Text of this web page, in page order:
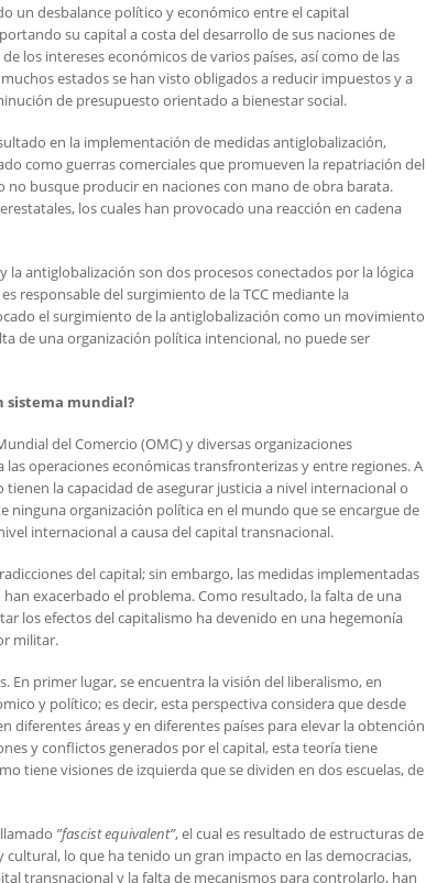
un desbalance político y económico entre el capital
su capital a costa del desarrollo de sus naciones de
los intereses económicos de varios países, así como de las
estados se han visto obligados a reducir impuestos y a
de presupuesto orientado a bienestar social.
en la implementación de medidas antiglobalización,
como guerras comerciales que promueven la repatriación del
no busque producir en naciones con mano de obra barata.
los cuales han provocado una reacción en cadena
la antiglobalización son dos procesos conectados por la lógica
responsable del surgimiento de la TCC mediante la
el surgimiento de la antiglobalización como un movimiento
de una organización política intencional, no puede ser
sistema mundial?
del Comercio (OMC) y diversas organizaciones
operaciones económicas transfronterizas y entre regiones. A
la capacidad de asegurar justicia a nivel internacional o
ninguna organización política en el mundo que se encargue de
internacional a causa del capital transnacional.
del capital; sin embargo, las medidas implementadas
exacerbado el problema. Como resultado, la falta de una
los efectos del capitalismo ha devenido en una hegemonía
militar.
primer lugar, se encuentra la visión del liberalismo, en
y político; es decir, esta perspectiva considera que desde
diferentes áreas y en diferentes países para elevar la obtención
y conflictos generados por el capital, esta teoría tiene
tiene visiones de izquierda que se dividen en dos escuelas, de
”fascist equivalent”, el cual es resultado de estructuras de
lo que ha tenido un gran impacto en las democracias,
transnacional y la falta de mecanismos para controlarlo, han